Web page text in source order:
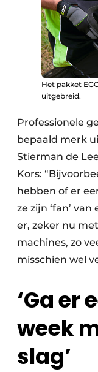
Het pakket
uitgebreid.
Professionele
bepaald merk
Stierman de
Kors:
hebben of er
ze zijn ‘fan’
er, zeker nu
machines, zo
misschien wel
‘Ga er
week
slag’